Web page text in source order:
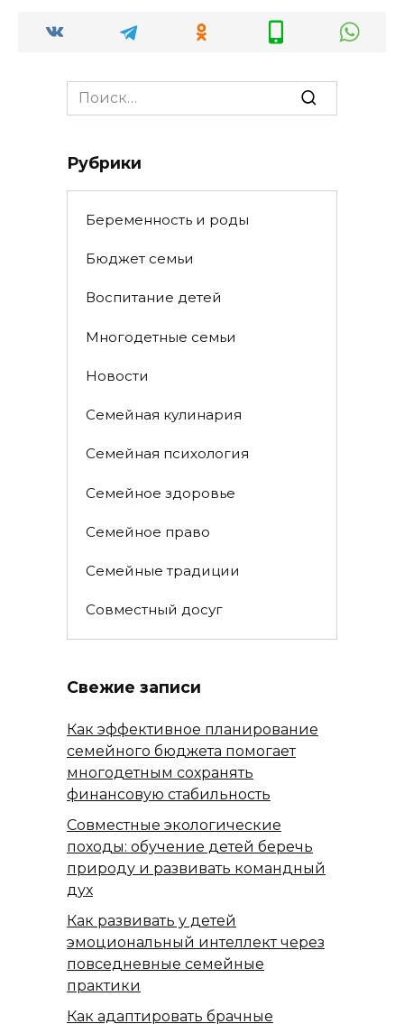
Search
for:
Рубрики
Беременность и роды
Бюджет семьи
Воспитание детей
Многодетные семьи
Новости
Семейная кулинария
Семейная психология
Семейное здоровье
Семейное право
Семейные традиции
Совместный досуг
Свежие записи
Как эффективное планирование
семейного бюджета помогает
многодетным сохранять
финансовую стабильность
Совместные экологические
походы: обучение детей беречь
природу и развивать командный
дух
Как развивать у детей
эмоциональный интеллект через
повседневные семейные
практики
Как адаптировать брачные